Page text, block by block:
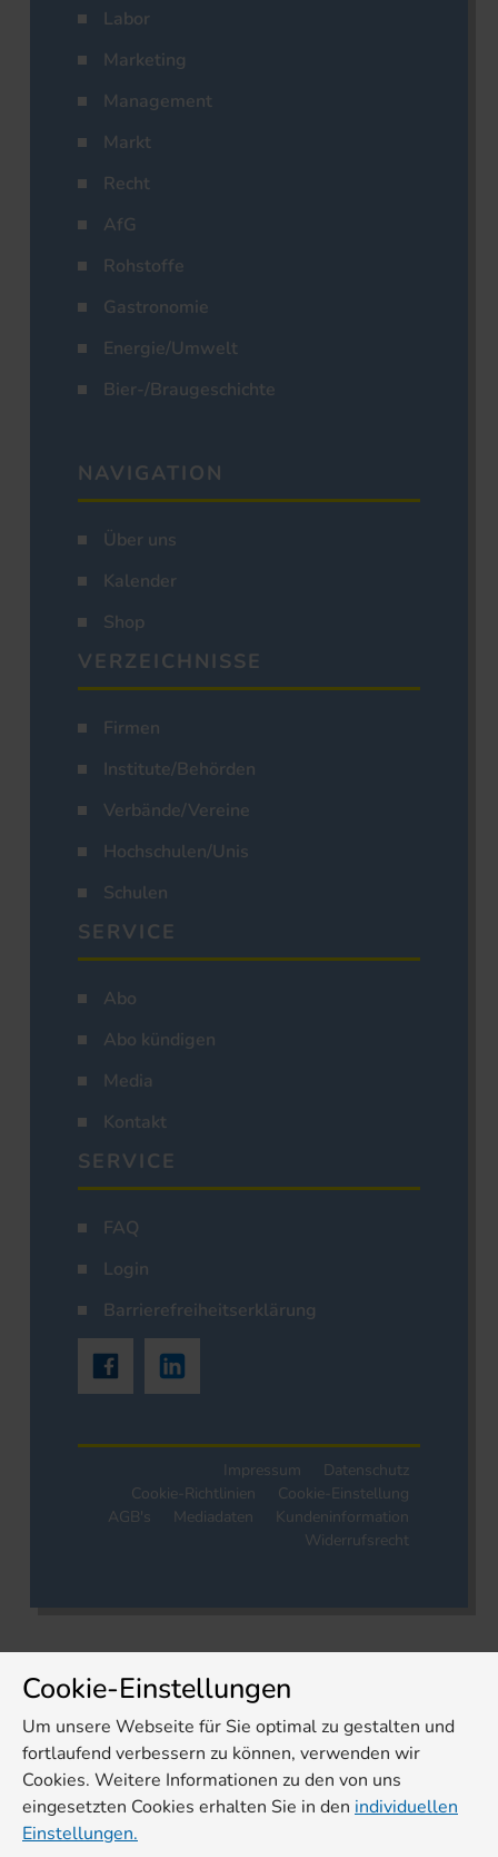
Labor
Marketing
Management
Markt
Recht
AfG
Rohstoffe
Gastronomie
Energie/Umwelt
Bier-/Braugeschichte
NAVIGATION
Über uns
Kalender
Shop
VERZEICHNISSE
Firmen
Institute/Behörden
Verbände/Vereine
Hochschulen/Unis
Schulen
SERVICE
Abo
Abo kündigen
Media
Kontakt
SERVICE
FAQ
Login
Barrierefreiheitserklärung
Impressum
Datenschutz
Cookie-Richtlinien
Cookie-Einstellung
AGB's
Mediadaten
Kundeninformation
Widerrufsrecht
Cookie-Einstellungen
Um unsere Webseite für Sie optimal zu gestalten und
fortlaufend verbessern zu können, verwenden wir
Cookies. Weitere Informationen zu den von uns
eingesetzten Cookies erhalten Sie in den individuellen
Einstellungen.